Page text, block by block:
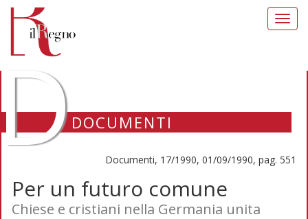
DOCUMENTI
Documenti, 17/1990, 01/09/1990, pag. 551
Per un futuro comune
Chiese e cristiani nella Germania unita